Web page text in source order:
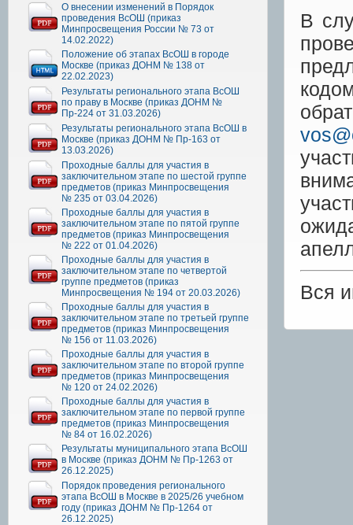
О внесении изменений в Порядок
проведения ВсОШ (приказ
Минпросвещения России № 73 от
14.02.2022)
Положение об этапах ВсОШ в городе
Москве (приказ ДОНМ № 138 от
22.02.2023)
Результаты регионального этапа ВсОШ
по праву в Москве (приказ ДОНМ №
Пр-224 от 31.03.2026)
Результаты регионального этапа ВсОШ в
Москве (приказ ДОНМ № Пр-163 от
13.03.2026)
Проходные баллы для участия в
заключительном этапе по шестой группе
предметов (приказ Минпросвещения
№ 235 от 03.04.2026)
Проходные баллы для участия в
заключительном этапе по пятой группе
предметов (приказ Минпросвещения
№ 222 от 01.04.2026)
Проходные баллы для участия в
заключительном этапе по четвертой
группе предметов (приказ
Минпросвещения № 194 от 20.03.2026)
Проходные баллы для участия в
заключительном этапе по третьей группе
предметов (приказ Минпросвещения
№ 156 от 11.03.2026)
Проходные баллы для участия в
заключительном этапе по второй группе
предметов (приказ Минпросвещения
№ 120 от 24.02.2026)
Проходные баллы для участия в
заключительном этапе по первой группе
предметов (приказ Минпросвещения
№ 84 от 16.02.2026)
Результаты муниципального этапа ВсОШ
в Москве (приказ ДОНМ № Пр-1263 от
26.12.2025)
Порядок проведения регионального
этапа ВсОШ в Москве в 2025/26 учебном
году (приказ ДОНМ № Пр-1264 от
26.12.2025)
В
Вся